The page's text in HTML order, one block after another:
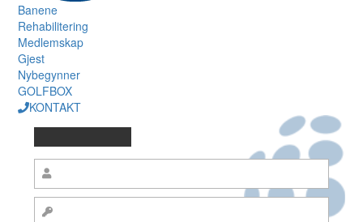
Banene
Rehabilitering
Medlemskap
Gjest
Nybegynner
GOLFBOX
KONTAKT